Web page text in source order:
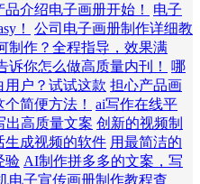
介绍电子画册开始！
电子
！
公司电子画册制作详细教
制作？全程指导，效果满
你怎么做高质量内刊！
哪
用户？试试这款 担心产品画
简便方法！
ai写作在线平
出高质量文案 创新的视频制
生成视频的软件 用最简洁的
验 AI制作拼多多的文案，写
电子宣传画册制作教程查